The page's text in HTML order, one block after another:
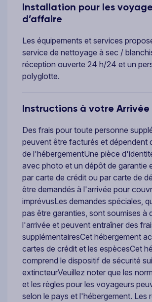
Installation pour les
d’affaire
Les équipements et services
service de nettoyage à sec /
réception ouverte 24 h/24 et un
polyglotte.
Instructions à votre Arrivée
Des frais pour toute personne
peuvent être facturés et dépendent
de l'hébergementUne pièce
avec photo et un dépôt de garantie
par carte de crédit ou par carte de
être demandés à l'arrivée pour
imprévusLes demandes spéciales,
pas être garanties, sont soumises à
l'arrivée et peuvent entraîner des
supplémentairesCet hébergement
cartes de crédit et les espècesCet
comprend le dispositif de sécurité
extincteurVeuillez noter que les
et les règles pour les voyageurs
selon le pays et l'hébergement. Les